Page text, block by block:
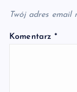
Twój adres email
Komentarz *